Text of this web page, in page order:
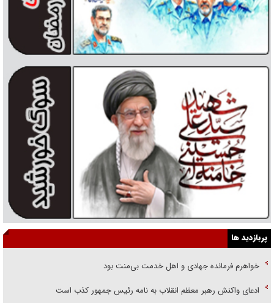
پربازدید ها
خواهرم فرمانده جهادی و اهل خدمت بی‌منت بود
ادعای واکنش رهبر معظم انقلاب به نامه رئیس جمهور کذب است